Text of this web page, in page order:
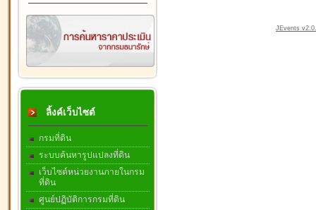
ลิ้งค์เว็บไซต์
กรมที่ดิน
ระบบค้นหารูปแปลงที่ดิน
เว็บไซต์หน่วยงานภายในกรม
ที่ดิน
ศูนย์ปฏิบัติการกรมที่ดิน
JEvents